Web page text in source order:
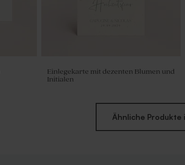
Einlegekarte mit dezenten Blumen und
Initialen
Ähnliche Produkte